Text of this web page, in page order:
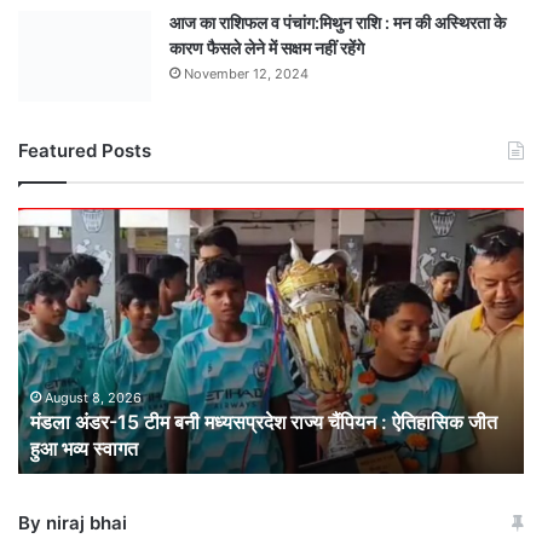
आज का राशिफल व पंचांग:मिथुन राशि : मन की अस्थिरता के
कारण फैसले लेने में सक्षम नहीं रहेंगे
November 12, 2024
Featured Posts
अंडर-15
टीम
बनी
मध्यसप्रदेश
राज्य
चैंपियन
: ऐतिहासिक
जीत
हुआ
भव्य
August 8, 2026
मंडला अंडर-15 टीम बनी मध्यसप्रदेश राज्य चैंपियन : ऐतिहासिक जीत
हुआ भव्य स्वागत
By niraj bhai